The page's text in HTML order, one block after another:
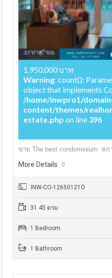
1,950,000 บาท
Warning: count():
object that implements
/home/inwpro1/
content/themes/
estate.php on line 396
ขาย The best condominium สภ
More Details
INW-CO-12650121O
31.45 ตรม
1 Bedroom
1 Bathroom